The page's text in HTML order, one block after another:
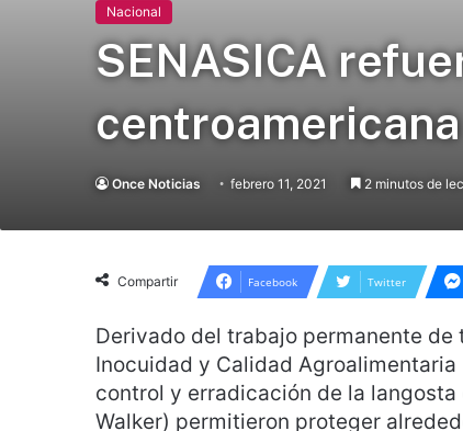
Nacional
SENASICA
centroamericana
Once Noticias febrero 11, 2021 2 minutos de
Compartir Facebook Twitter
Derivado del trabajo permanente
Inocuidad y Calidad
control y erradicación de la
Walker) permitieron proteger